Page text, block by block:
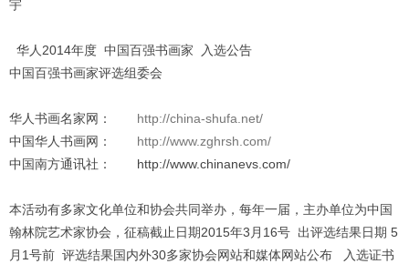
宇
华人2014年度 中国百强书画家 入选公告
中国百强书画家评选组委会
华人书画名家网： http://china-shufa.net/
中国华人书画网： http://www.zghrsh.com/
中国南方通讯社： http://www.chinanevs.com/
本活动有多家文化单位和协会共同举办，每年一届，主办单位为中国
翰林院艺术家协会，征稿截止日期2015年3月16号 出评选结果日期 5
月1号前 评选结果国内外30多家协会网站和媒体网站公布 入选证书